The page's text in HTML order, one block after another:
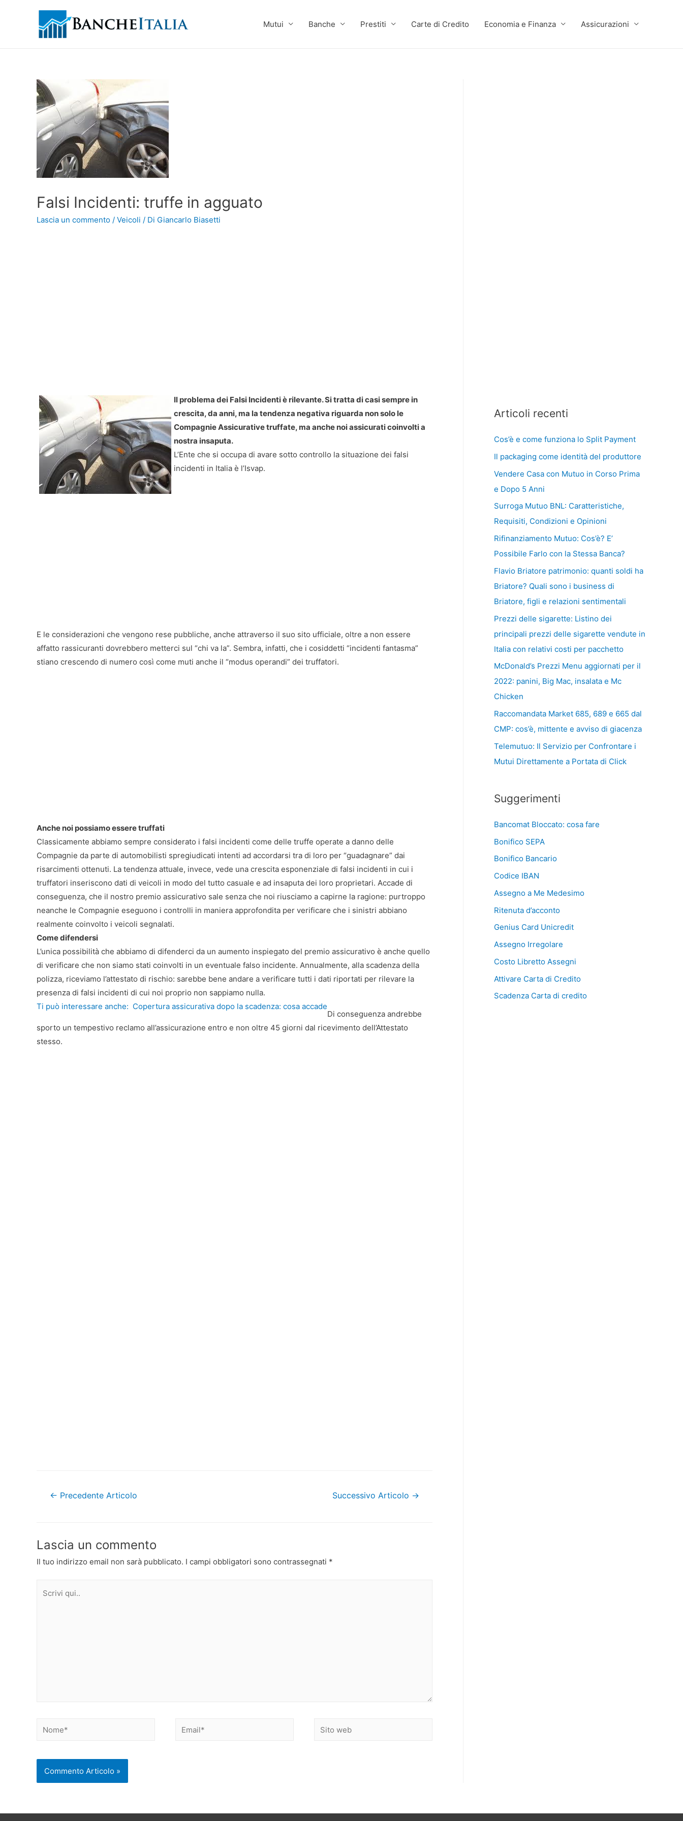
Mutui Banche Prestiti Carte di Credito Economia e Finanza Assicurazioni
Falsi Incidenti: truffe in agguato
Lascia un commento / Veicoli / Di Giancarlo Biasetti
Il problema dei Falsi Incidenti è rilevante. Si tratta di casi sempre in
crescita, da anni, ma la tendenza negativa riguarda non solo le
Compagnie Assicurative truffate, ma anche noi assicurati coinvolti a
nostra insaputa.
L’Ente che si occupa di avare sotto controllo la situazione dei falsi
incidenti in Italia è l’Isvap.
E le considerazioni che vengono rese pubbliche, anche attraverso il suo sito ufficiale, oltre a non essere
affatto rassicuranti dovrebbero metterci sul “chi va la”. Sembra, infatti, che i cosiddetti “incidenti fantasma”
stiano crescendo di numero così come muti anche il “modus operandi” dei truffatori.
Anche noi possiamo essere truffati
Classicamente abbiamo sempre considerato i falsi incidenti come delle truffe operate a danno delle
Compagnie da parte di automobilisti spregiudicati intenti ad accordarsi tra di loro per “guadagnare” dai
risarcimenti ottenuti. La tendenza attuale, invece, vede una crescita esponenziale di falsi incidenti in cui i
truffatori inseriscono dati di veicoli in modo del tutto casuale e ad insaputa dei loro proprietari. Accade di
conseguenza, che il nostro premio assicurativo sale senza che noi riusciamo a capirne la ragione: purtroppo
neanche le Compagnie eseguono i controlli in maniera approfondita per verificare che i sinistri abbiano
realmente coinvolto i veicoli segnalati.
Come difendersi
L’unica possibilità che abbiamo di difenderci da un aumento inspiegato del premio assicurativo è anche quello
di verificare che non siamo stati coinvolti in un eventuale falso incidente. Annualmente, alla scadenza della
polizza, riceviamo l’attestato di rischio: sarebbe bene andare a verificare tutti i dati riportati per rilevare la
presenza di falsi incidenti di cui noi proprio non sappiamo nulla.
Ti può interessare anche: Copertura assicurativa dopo la scadenza: cosa accade
Di conseguenza andrebbe
sporto un tempestivo reclamo all’assicurazione entro e non oltre 45 giorni dal ricevimento dell’Attestato
stesso.
Navigazione
← Precedente Articolo Successivo Articolo →
Lascia un commento
Il tuo indirizzo email non sarà pubblicato. I campi obbligatori sono contrassegnati *
Nome* Email*
Sito
Articoli recenti
Cos’è e come funziona lo Split Payment
Il packaging come identità del produttore
Vendere Casa con Mutuo in Corso Prima
e Dopo 5 Anni
Surroga Mutuo BNL: Caratteristiche,
Requisiti, Condizioni e Opinioni
Rifinanziamento Mutuo: Cos’è? E’
Possibile Farlo con la Stessa Banca?
Flavio Briatore patrimonio: quanti soldi ha
Briatore? Quali sono i business di
Briatore, figli e relazioni sentimentali
Prezzi delle sigarette: Listino dei
principali prezzi delle sigarette vendute in
Italia con relativi costi per pacchetto
McDonald’s Prezzi Menu aggiornati per il
2022: panini, Big Mac, insalata e Mc
Chicken
Raccomandata Market 685, 689 e 665 dal
CMP: cos’è, mittente e avviso di giacenza
Telemutuo: Il Servizio per Confrontare i
Mutui Direttamente a Portata di Click
Suggerimenti
Bancomat Bloccato: cosa fare
Bonifico SEPA
Bonifico Bancario
Codice IBAN
Assegno a Me Medesimo
Ritenuta d’acconto
Genius Card Unicredit
Assegno Irregolare
Costo Libretto Assegni
Attivare Carta di Credito
Scadenza Carta di credito